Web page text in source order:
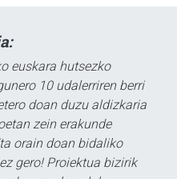
euskara hutsezko
10 udalerriren berri
doan duzu aldizkaria
zein erakunde
orain doan bidaliko
gero! Proiektua bizirik